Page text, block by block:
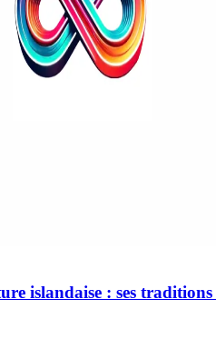
islandaise : ses traditions